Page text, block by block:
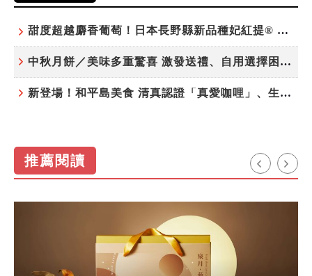
甜度超越麝香葡萄！日本長野縣新品種妃紅提® 微風超市限期販售
中秋月餅／美味多重驚喜 激發送禮、自用選擇困難症
新登場！和平島美食 清真認證「真愛咖哩」、生態飲食「禾口丘」
推薦閱讀